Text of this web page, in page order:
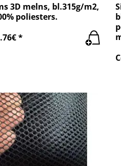
3D melns, bl.315g/m2,
poliesters.
*